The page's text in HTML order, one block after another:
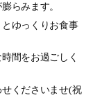
らみます。
ゆっくりお食事
間をお過ごしく
くださいませ(祝